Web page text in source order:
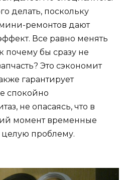
делать, поскольку
ремонтов дают
Все равно менять
почему бы сразу не
Это сэкономит
гарантирует
спокойно
не опасаясь, что в
момент временные
целую проблему.